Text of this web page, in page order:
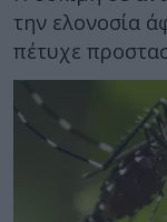
την ελονοσία
πέτυχε